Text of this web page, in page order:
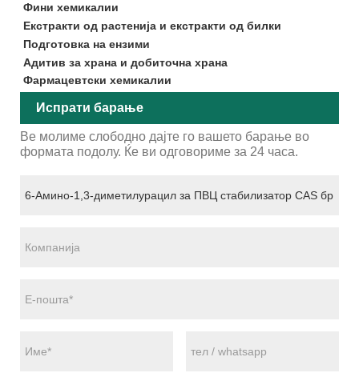
Фини хемикалии
Екстракти од растенија и екстракти од билки
Подготовка на ензими
Адитив за храна и добиточна храна
Фармацевтски хемикалии
Испрати барање
Ве молиме слободно дајте го вашето барање во
формата подолу. Ќе ви одговориме за 24 часа.